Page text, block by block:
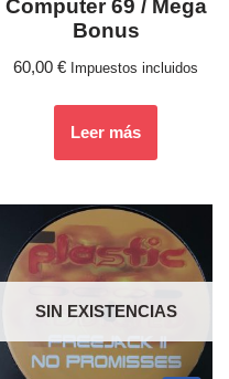
Computer 69 / Mega
Bonus
60,00 € Impuestos incluidos
Leer más
SIN EXISTENCIAS